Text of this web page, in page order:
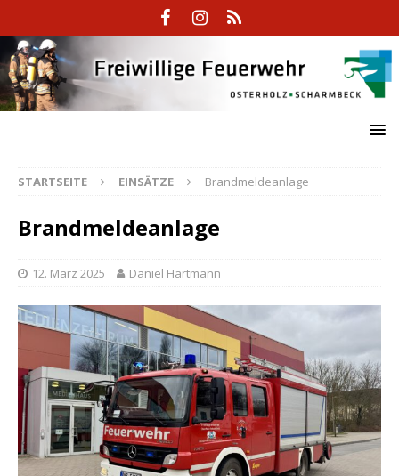
STARTSEITE EINSÄTZE Brandmeldeanlage
Brandmeldeanlage
12. März 2025 Daniel Hartmann